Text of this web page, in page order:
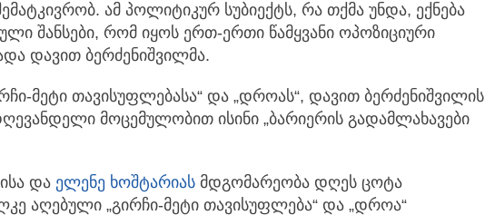
ამ პოლიტიკურ სუბიექტს, რა თქმა უნდა, ექნება
შანსები, რომ იყოს ერთ-ერთი წამყვანი ოპოზიციური
დავით ბერძენიშვილმა.
მეტი თავისუფლებასა“ და „დროას“, დავით ბერძენიშვილის
მოცემულობით ისინი „ბარიერის გადამლახავები
და ელენე ხოშტარიას მდგომარეობა დღეს ცოტა
აღებული „გირჩი-მეტი თავისუფლება“ და „დროა“